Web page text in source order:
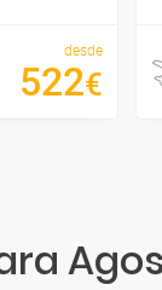
desde
522€